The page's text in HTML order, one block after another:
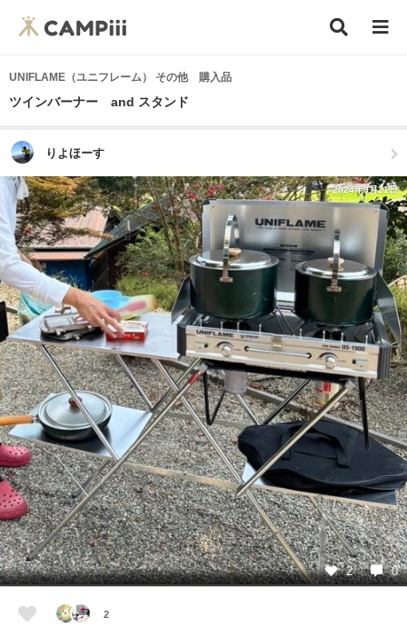
UNIFLAME（ユニフレーム） その他 購入品
ツインバーナー and スタンド
りよほーす
2024年9月21日
2 0
2